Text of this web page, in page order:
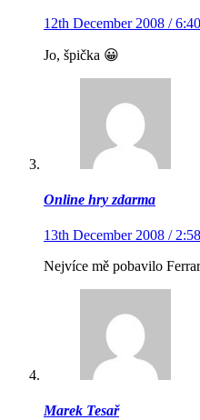
12th December 2008 /
Jo, špička 😀
Online hry zdarma
13th December 2008 /
Nejvíce mě pobavilo
Marek Tesař